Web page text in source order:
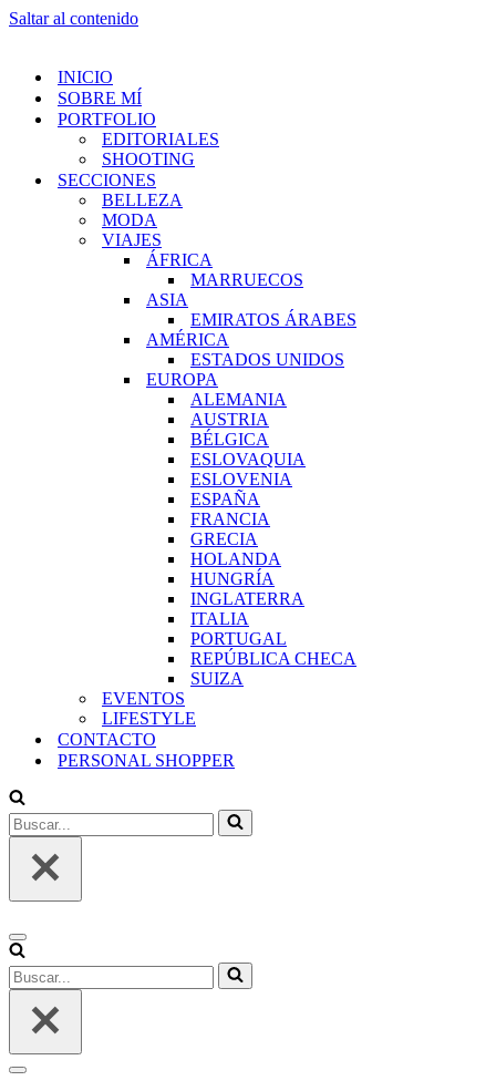
Saltar al contenido
INICIO
SOBRE MÍ
PORTFOLIO
EDITORIALES
SHOOTING
SECCIONES
BELLEZA
MODA
VIAJES
ÁFRICA
MARRUECOS
ASIA
EMIRATOS ÁRABES
AMÉRICA
ESTADOS UNIDOS
EUROPA
ALEMANIA
AUSTRIA
BÉLGICA
ESLOVAQUIA
ESLOVENIA
ESPAÑA
FRANCIA
GRECIA
HOLANDA
HUNGRÍA
INGLATERRA
ITALIA
PORTUGAL
REPÚBLICA CHECA
SUIZA
EVENTOS
LIFESTYLE
CONTACTO
PERSONAL SHOPPER
Buscar...
Menú
de
navegación
Buscar...
Menú